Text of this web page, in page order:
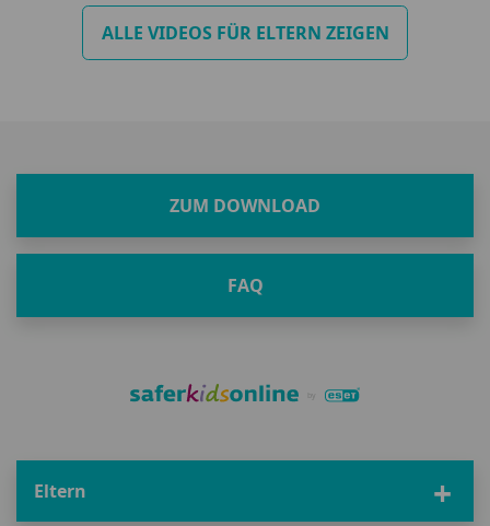
ALLE VIDEOS FÜR ELTERN ZEIGEN
ZUM DOWNLOAD
FAQ
Eltern